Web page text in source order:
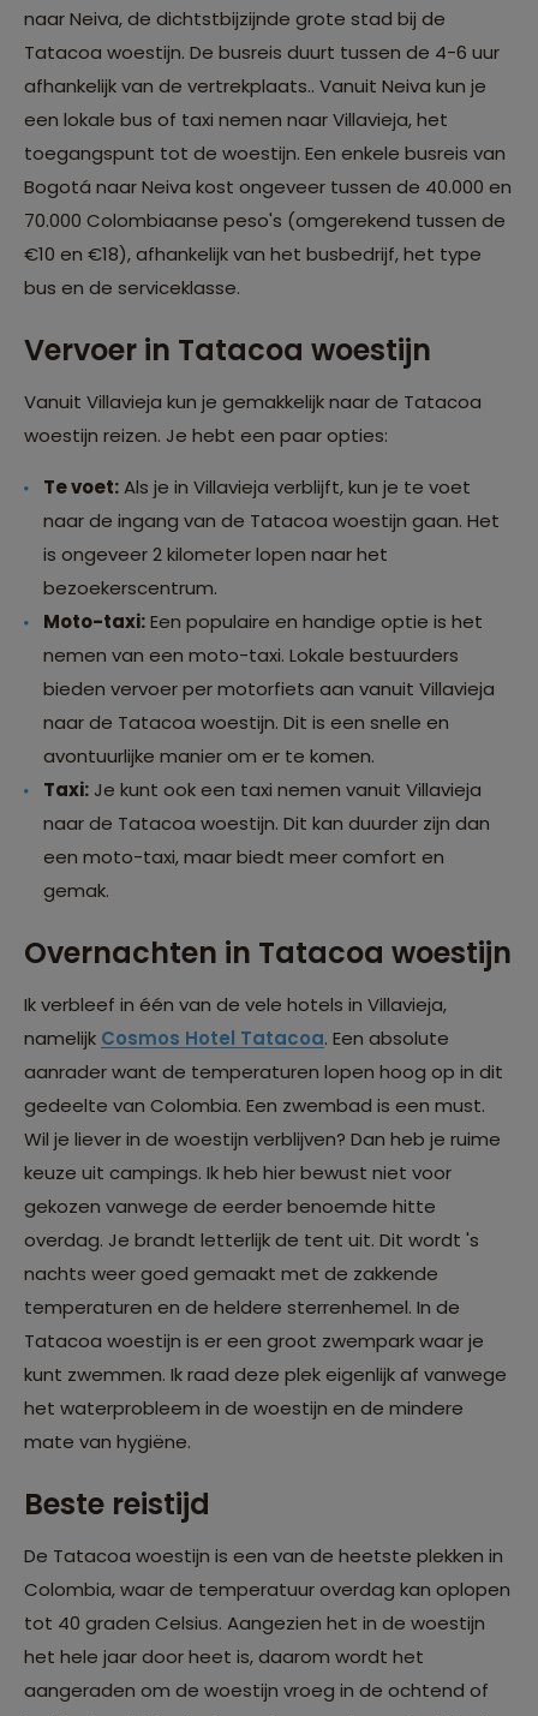
naar Neiva, de dichtstbijzijnde grote stad bij de
Tatacoa woestijn. De busreis duurt tussen de 4-6 uur
afhankelijk van de vertrekplaats.. Vanuit Neiva kun je
een lokale bus of taxi nemen naar Villavieja, het
toegangspunt tot de woestijn. Een enkele busreis van
Bogotá naar Neiva kost ongeveer tussen de 40.000 en
70.000 Colombiaanse peso's (omgerekend tussen de
€10 en €18), afhankelijk van het busbedrijf, het type
bus en de serviceklasse.
Vervoer in Tatacoa woestijn
Vanuit Villavieja kun je gemakkelijk naar de Tatacoa
woestijn reizen. Je hebt een paar opties:
Te voet:Als je in Villavieja verblijft, kun je te voet
naar de ingang van de Tatacoa woestijn gaan. Het
is ongeveer 2 kilometer lopen naar het
bezoekerscentrum.
Moto-taxi:Een populaire en handige optie is het
nemen van een moto-taxi. Lokale bestuurders
bieden vervoer per motorfiets aan vanuit Villavieja
naar de Tatacoa woestijn. Dit is een snelle en
avontuurlijke manier om er te komen.
Taxi: Je kunt ook een taxi nemen vanuit Villavieja
naar de Tatacoa woestijn. Dit kan duurder zijn dan
een moto-taxi, maar biedt meer comfort en
gemak.
Overnachten in Tatacoa woestijn
Ik verbleef in één van de vele hotels in Villavieja,
namelijk Cosmos Hotel Tatacoa. Een absolute
aanrader want de temperaturen lopen hoog op in dit
gedeelte van Colombia. Een zwembad is een must.
Wil je liever in de woestijn verblijven? Dan heb je ruime
keuze uit campings. Ik heb hier bewust niet voor
gekozen vanwege de eerder benoemde hitte
overdag. Je brandt letterlijk de tent uit. Dit wordt 's
nachts weer goed gemaakt met de zakkende
temperaturen en de heldere sterrenhemel. In de
Tatacoa woestijn is er een groot zwempark waar je
kunt zwemmen. Ik raad deze plek eigenlijk af vanwege
het waterprobleem in de woestijn en de mindere
mate van hygiëne.
Beste reistijd
De Tatacoa woestijn is een van de heetste plekken in
Colombia, waar de temperatuur overdag kan oplopen
tot 40 graden Celsius. Aangezien het in de woestijn
het hele jaar door heet is, daarom wordt het
aangeraden om de woestijn vroeg in de ochtend of